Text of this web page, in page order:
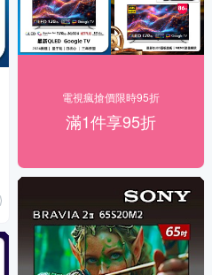
電視瘋搶價限時95折
滿1件享95折